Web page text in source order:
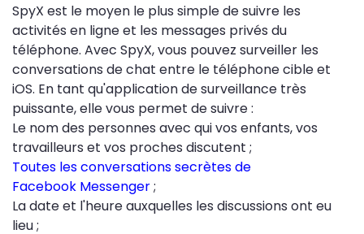
SpyX est le moyen le plus simple de suivre les
activités en ligne et les messages privés du
téléphone. Avec SpyX, vous pouvez surveiller les
conversations de chat entre le téléphone cible et
iOS. En tant qu'application de surveillance très
puissante, elle vous permet de suivre :
Le nom des personnes avec qui vos enfants, vos
travailleurs et vos proches discutent ;
Toutes les conversations secrètes de
Facebook Messenger;
La date et l'heure auxquelles les discussions ont eu
lieu ;